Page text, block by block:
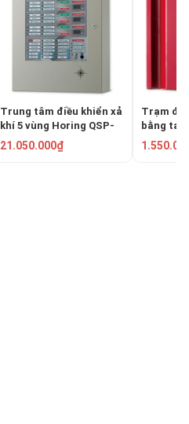
Trung tâm điều khiển xả
khí 5 vùng Horing QSP-
120-5L
21.050.000₫
Trạm
bằng tay
32